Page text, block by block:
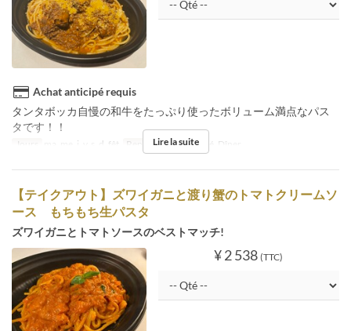
Achat anticipé requis
タンタボッカ自慢の和牛をたっぷり使ったボリューム満点なパス
タです！！
Jours ma, me, j, v, s, d, fêt Repas Déjeuner, Thé, Dîner
Lire la suite
【テイクアウト】ズワイガニと渡り蟹のトマトクリームソ
ース もちもち生パスタ
ズワイガニとトマトソースのベストマッチ!
¥ 2 538 (TTC)